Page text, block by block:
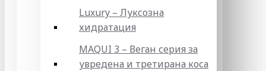
Luxury – Луксозна
хидратация
MAQUI 3 – Веган серия за
увредена и третирана коса